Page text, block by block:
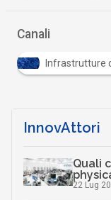
Canali
Infrastrutture
InnovAttori
Quali
22 Lug